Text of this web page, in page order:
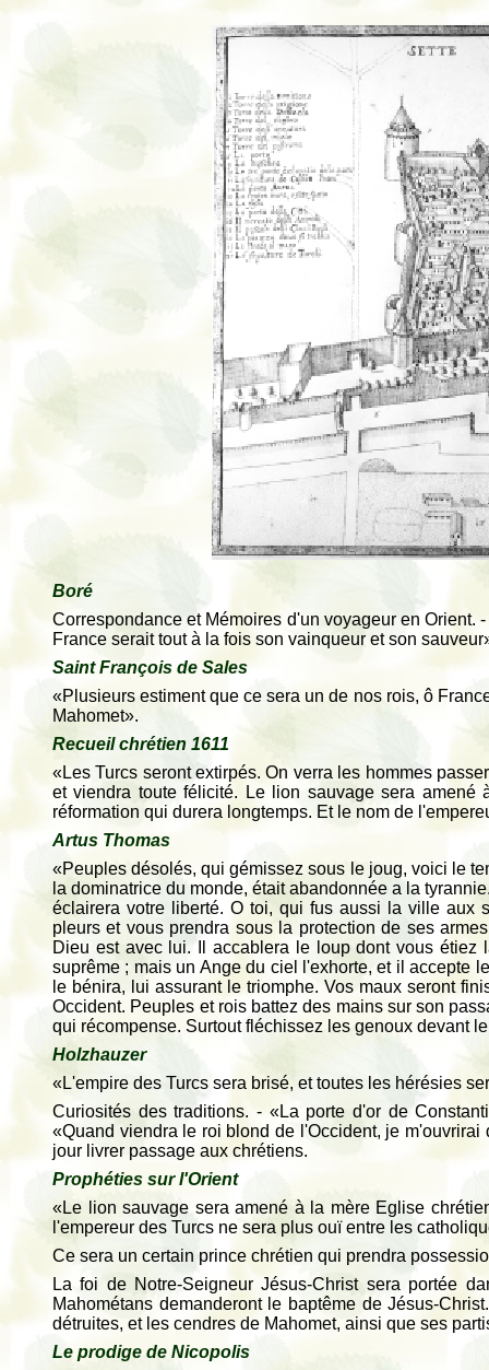
Boré
Correspondance et Mémoires d'un voyageur en
France serait tout à la fois son vainqueur et son
Saint François de Sales
«Plusieurs estiment que ce sera un de nos rois, ô
Mahomet».
Recueil chrétien 1611
«Les Turcs seront extirpés. On verra les hommes
et viendra toute félicité. Le lion sauvage sera
réformation qui durera longtemps. Et le nom de
Artus Thomas
«Peuples désolés, qui gémissez sous le joug, voici le
la dominatrice du monde, était abandonnée a la
éclairera votre liberté. O toi, qui fus aussi la ville aux
pleurs et vous prendra sous la protection de ses
Dieu est avec lui. Il accablera le loup dont vous
suprême ; mais un Ange du ciel l'exhorte, et il accepte
le bénira, lui assurant le triomphe. Vos maux seront
Occident. Peuples et rois battez des mains sur son
qui récompense. Surtout fléchissez les genoux devant
Holzhauzer
«L'empire des Turcs sera brisé, et toutes les hérésies
Curiosités des traditions. - «La porte d'or de
«Quand viendra le roi blond de l'Occident, je
jour livrer passage aux chrétiens.
Prophéties sur l'Orient
«Le lion sauvage sera amené à la mère Eglise
l'empereur des Turcs ne sera plus ouï entre les
Ce sera un certain prince chrétien qui prendra
La foi de Notre-Seigneur Jésus-Christ sera portée
Mahométans demanderont le baptême de Jésus-
détruites, et les cendres de Mahomet, ainsi que ses
Le prodige de Nicopolis